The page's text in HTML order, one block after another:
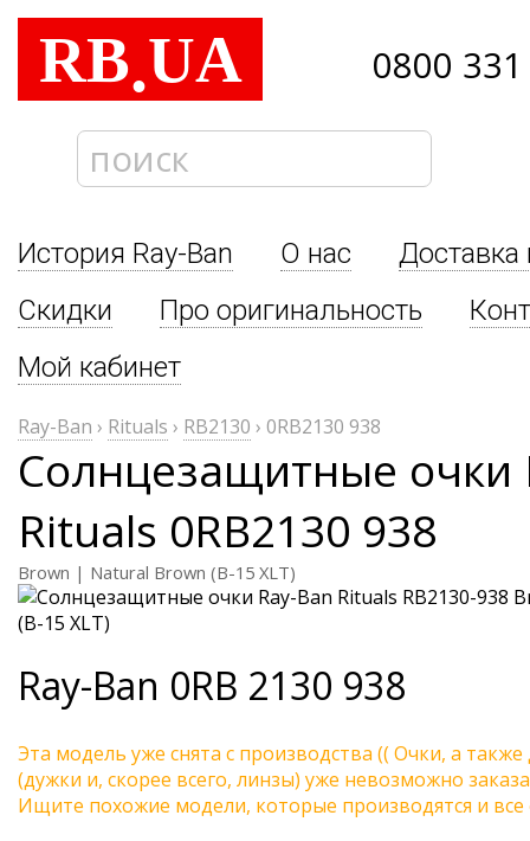
RB.UA 0800
История Ray-Ban О нас
Доставка
Скидки
Про оригинальность
Мой кабинет
Ray-Ban › Rituals › RB2130 › 0RB2130 938
Солнцезащитные очки
Rituals 0RB2130 938
Brown | Natural Brown (B-15 XLT)
Ray-Ban 0RB 2130 938
Эта модель уже снята с производства (( Очки, а
(дужки и, скорее всего, линзы) уже невозможно
Ищите похожие модели, которые производятся и